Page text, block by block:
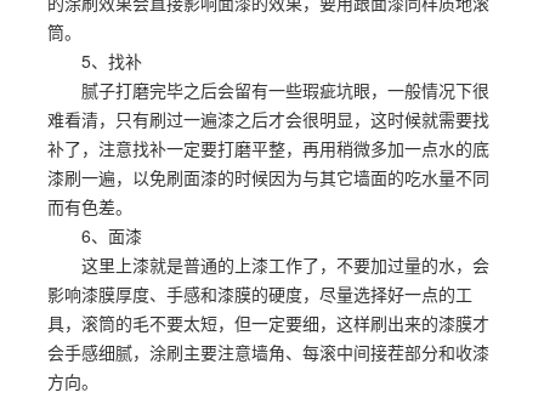
筒。
5、找补
腻子打磨完毕之后会留有一些瑕疵坑眼，一般情况下很
难看清，只有刷过一遍漆之后才会很明显，这时候就需要找
补了，注意找补一定要打磨平整，再用稍微多加一点水的底
漆刷一遍，以免刷面漆的时候因为与其它墙面的吃水量不同
而有色差。
6、面漆
这里上漆就是普通的上漆工作了，不要加过量的水，会
影响漆膜厚度、手感和漆膜的硬度，尽量选择好一点的工
具，滚筒的毛不要太短，但一定要细，这样刷出来的漆膜才
会手感细腻，涂刷主要注意墙角、每滚中间接茬部分和收漆
方向。